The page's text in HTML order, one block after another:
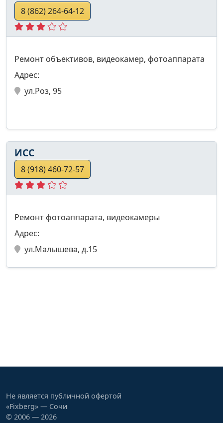
8 (862) 264-64-12
Ремонт объективов, видеокамер, фотоаппарата
Адрес:
ул.Роз, 95
ИСС
8 (918) 460-72-57
Ремонт фотоаппарата, видеокамеры
Адрес:
ул.Малышева, д.15
Не является публичной офертой
«Fixberg» — Сочи
© 2006 — 2026